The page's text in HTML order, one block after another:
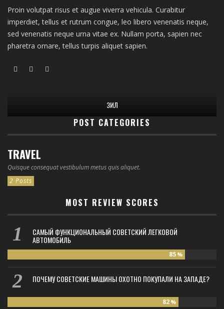
Proin volutpat risus et augue viverra vehicula. Curabitur
imperdiet, tellus et rutrum congue, leo libero venenatis neque,
sed venenatis neque urna vitae ex. Nullam porta, sapien nec
pharetra ornare, tellus turpis aliquet sapien.
ЗИЛ
POST CATEGORIES
TRAVEL
Quisque consequat vestibulum metus quis aliquet.
2 Posts
MOST REVIEW SCORES
САМЫЙ ФУНКЦИОНАЛЬНЫЙ СОВЕТСКИЙ ЛЕГКОВОЙ
АВТОМОБИЛЬ
85 %
ПОЧЕМУ СОВЕТСКИЕ МАШИНЫ ОХОТНО ПОКУПАЛИ НА ЗАПАДЕ?
82 %